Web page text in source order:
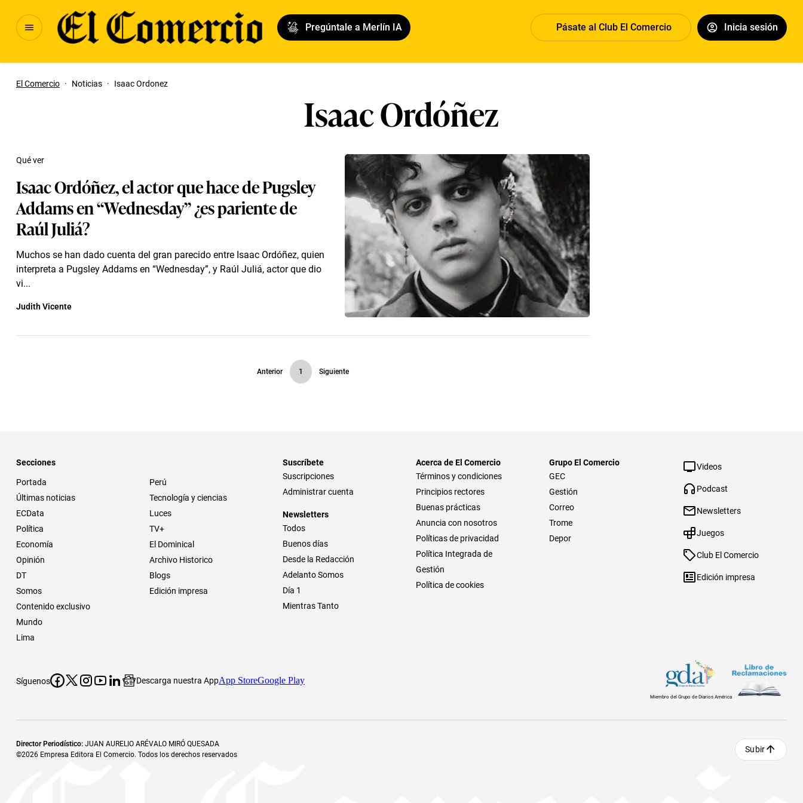
Pregúntale a Merlín IA Pásate al Club El Comercio Inicia sesión
El Comercio · Noticias · Isaac Ordonez
Isaac Ordóñez
Isaac Ordóñez, el actor que hace de Pugsley
Addams en “Wednesday” ¿es pariente de
Raúl Juliá?
Muchos se han dado cuenta del gran parecido entre Isaac Ordóñez, quien
interpreta a Pugsley Addams en “Wednesday”, y Raúl Juliá, actor que dio
vi...
Qué ver
Judith Vicente
Anterior 1 Siguiente
Secciones
Portada
Últimas noticias
ECData
Política
Economía
Opinión
DT
Somos
Contenido exclusivo
Mundo
Lima
Perú
Tecnología y ciencias
Luces
TV+
El Dominical
Archivo Historico
Blogs
Edición impresa
Suscríbete
Suscripciones
Administrar cuenta
Newsletters
Todos
Buenos días
Desde la Redacción
Adelanto Somos
Día 1
Mientras Tanto
Acerca de El Comercio
Términos y condiciones
Principios rectores
Buenas prácticas
Anuncia con nosotros
Políticas de privacidad
Política Integrada de
Gestión
Política de cookies
Grupo El Comercio
GEC
Gestión
Correo
Trome
Depor
Videos
Podcast
Newsletters
Juegos
Club El Comercio
Edición impresa
Síguenos Descarga nuestra AppApp StoreGoogle Play
Miembro del Grupo de Diarios América
Director Periodístico: JUAN AURELIO ARÉVALO MIRÓ QUESADA
©2026 Empresa Editora El Comercio. Todos los derechos reservados
Subir